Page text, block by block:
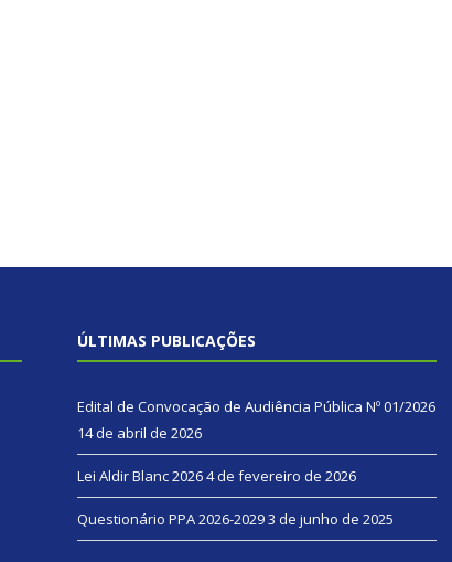
ÚLTIMAS PUBLICAÇÕES
Edital de Convocação de Audiência Pública Nº 01/2026
14 de abril de 2026
Lei Aldir Blanc 20264 de fevereiro de 2026
Questionário PPA 2026-20293 de junho de 2025